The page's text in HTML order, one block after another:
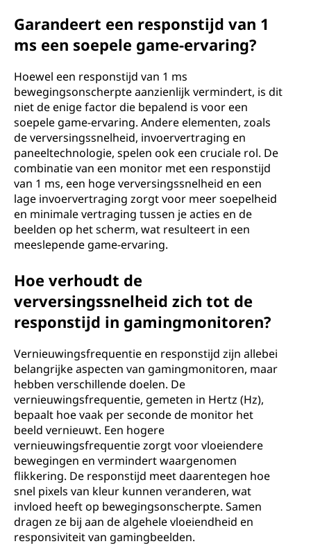
Garandeert een responstijd van 1
ms een soepele game-ervaring?
Hoewel een responstijd van 1 ms
bewegingsonscherpte aanzienlijk vermindert, is dit
niet de enige factor die bepalend is voor een
soepele game-ervaring. Andere elementen, zoals
de verversingssnelheid, invoervertraging en
paneeltechnologie, spelen ook een cruciale rol. De
combinatie van een monitor met een responstijd
van 1 ms, een hoge verversingssnelheid en een
lage invoervertraging zorgt voor meer soepelheid
en minimale vertraging tussen je acties en de
beelden op het scherm, wat resulteert in een
meeslepende game-ervaring.
Hoe verhoudt de
verversingssnelheid zich tot de
responstijd in gamingmonitoren?
Vernieuwingsfrequentie en responstijd zijn allebei
belangrijke aspecten van gamingmonitoren, maar
hebben verschillende doelen. De
vernieuwingsfrequentie, gemeten in Hertz (Hz),
bepaalt hoe vaak per seconde de monitor het
beeld vernieuwt. Een hogere
vernieuwingsfrequentie zorgt voor vloeiendere
bewegingen en vermindert waargenomen
flikkering. De responstijd meet daarentegen hoe
snel pixels van kleur kunnen veranderen, wat
invloed heeft op bewegingsonscherpte. Samen
dragen ze bij aan de algehele vloeiendheid en
responsiviteit van gamingbeelden.